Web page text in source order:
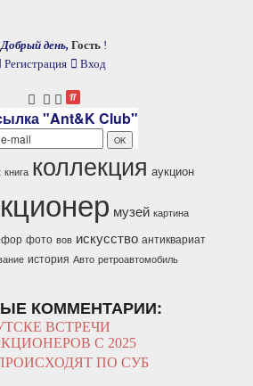
Добрый день, Гость !
Регистрация
Вход
"Ant&K Club"
книга коллекция аукцион
музей картина
фото вов искусство антиквариат
история Авто ретроавтомобиль
КОММЕНТАРИИ:
ВСТРЕЧИ
С 2025
ПО СУБ